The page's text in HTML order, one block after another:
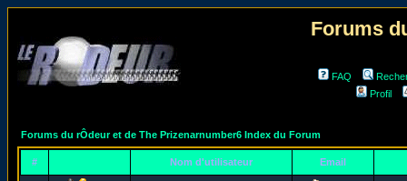
Forums
FAQ
Profil
Forums du rÔdeur et de The Prizenarnumber6 Index du Forum
# Nom d'utilisateur Email